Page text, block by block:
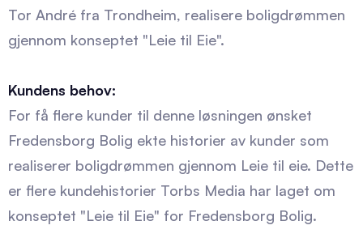
Tor André fra Trondheim, realisere boligdrømmen
gjennom konseptet "Leie til Eie".
Kundens behov:
For få flere kunder til denne løsningen ønsket
Fredensborg Bolig ekte historier av kunder som
realiserer boligdrømmen gjennom Leie til eie. Dette
er flere kundehistorier Torbs Media har laget om
konseptet "Leie til Eie" for Fredensborg Bolig.